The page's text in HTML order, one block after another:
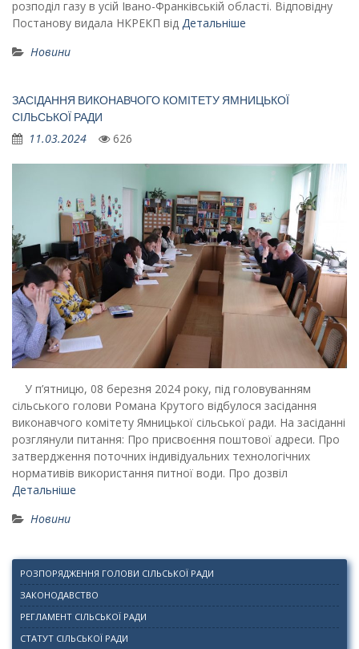
розподіл газу в усій Івано-Франківській області. Відповідну
Постанову видала НКРЕКП від Детальніше
Новини
ЗАСІДАННЯ ВИКОНАВЧОГО КОМІТЕТУ ЯМНИЦЬКОЇ
СІЛЬСЬКОЇ РАДИ
11.03.2024 626
У п’ятницю, 08 березня 2024 року, під головуванням
сільського голови Романа Крутого відбулося засідання
виконавчого комітету Ямницької сільської ради. На засіданні
розглянули питання: Про присвоєння поштової адреси. Про
затвердження поточних індивідуальних технологічних
нормативів використання питної води. Про дозвіл
Детальніше
Новини
РОЗПОРЯДЖЕННЯ ГОЛОВИ СІЛЬСЬКОЇ РАДИ
ЗАКОНОДАВСТВО
РЕГЛАМЕНТ СІЛЬСЬКОЇ РАДИ
СТАТУТ СІЛЬСЬКОЇ РАДИ